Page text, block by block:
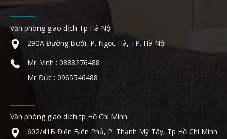
Văn phòng giao dịch Tp Hà Nội
290A Đường Bưởi, P. Ngọc Hà, TP. Hà Nội
Mr. Vinh : 0888276488
Mr Đức : 0965546488
Văn phòng giao dịch tp Hồ Chí Minh
602/41B Điện Biên Phủ, P. Thạnh Mỹ Tây, Tp Hồ Chí Minh